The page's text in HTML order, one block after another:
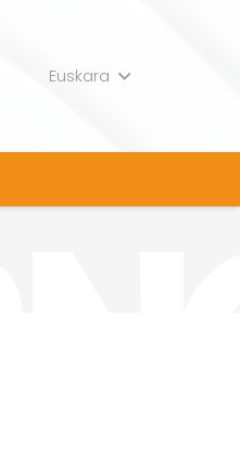
Euskara